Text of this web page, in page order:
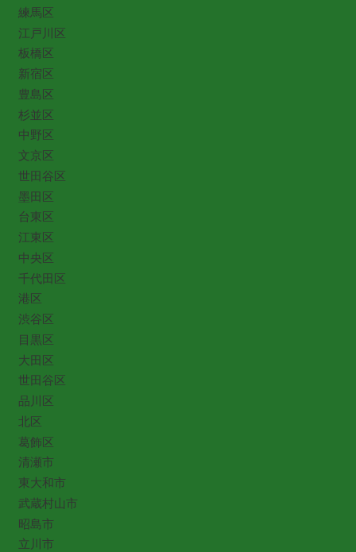
練馬区
江戸川区
板橋区
新宿区
豊島区
杉並区
中野区
文京区
世田谷区
墨田区
台東区
江東区
中央区
千代田区
港区
渋谷区
目黒区
大田区
世田谷区
品川区
北区
葛飾区
清瀬市
東大和市
武蔵村山市
昭島市
立川市